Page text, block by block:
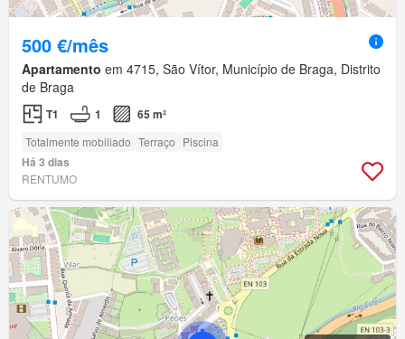
500 €/mês
Apartamento em 4715, São Vítor, Município de Braga, Distrito
de Braga
T1 1 65 m²
Totalmente mobiliado Terraço Piscina
Há 3 dias
RENTUMO